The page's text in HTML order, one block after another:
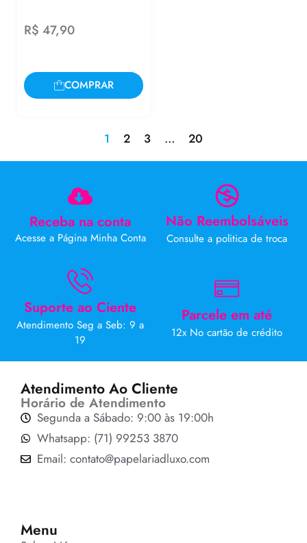
R$ 47,90
COMPRAR
1 2 3 … 20
Receba na conta
Acesse a Página Minha Conta
Não Reembolsáveis
Consulte a politica de troca
Suporte ao Ciente
Atendimento Seg a Seb: 9 a
19
Parcele em até
12x No cartão de crédito
Atendimento Ao Cliente
Horário de Atendimento
Segunda a Sábado: 9:00 às 19:00h
Whatsapp: (71) 99253 3870
Email: contato@papelariadluxo.com
Menu